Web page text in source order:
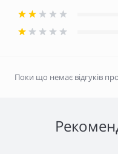
Поки що немає відгуків